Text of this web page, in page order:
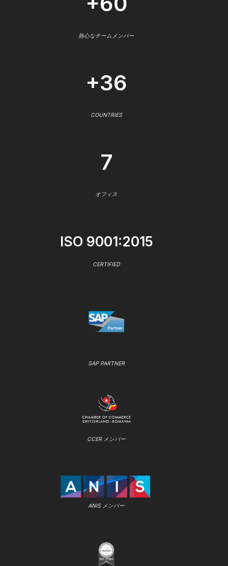
熱心なチームメンバー
+36
COUNTRIES
7
オフィス
ISO 9001:2015
CERTIFIED
SAP PARTNER
CCER メンバー
ANIS メンバー